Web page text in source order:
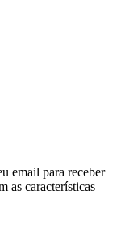
email para receber
as características